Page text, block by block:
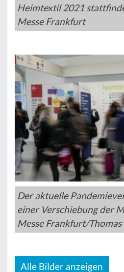
Heimtextil 2021
Messe Frankfurt
Der aktuelle
einer Verschiebung der
Messe Frankfurt/Thomas
Alle Bilder anzeigen